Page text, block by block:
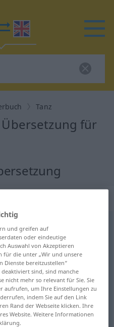
Tanz
für
anklicken/antippen)
dance
und greifen auf
oder eindeutige
Auswahl von Akzeptieren
für die unter „Wir und unsere
Dienste bereitzustellen“
sind, sind manche
nicht mehr so relevant für Sie. Sie
aufrufen, um Ihre Einstellungen zu
indem Sie auf den Link
Rand der Webseite klicken. Ihre
Website. Weitere Informationen